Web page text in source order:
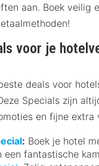
aan. Boek veilig
voor je
deals voor
Specials zijn
en fijne extra
: Boek je hotel
een fantastische